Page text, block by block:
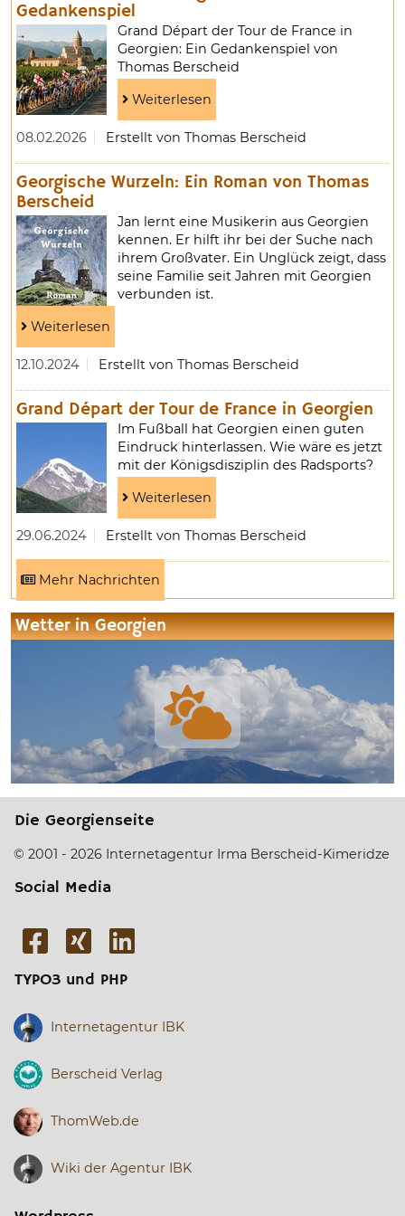
Gedankenspiel
Grand Départ der Tour de France in
Georgien: Ein Gedankenspiel von
Thomas Berscheid
Weiterlesen
08.02.2026 Erstellt von Thomas Berscheid
Georgische Wurzeln: Ein Roman von Thomas
Berscheid
Jan lernt eine Musikerin aus Georgien
kennen. Er hilft ihr bei der Suche nach
ihrem Großvater. Ein Unglück zeigt, dass
seine Familie seit Jahren mit Georgien
verbunden ist.
Weiterlesen
12.10.2024 Erstellt von Thomas Berscheid
Grand Départ der Tour de France in Georgien
Im Fußball hat Georgien einen guten
Eindruck hinterlassen. Wie wäre es jetzt
mit der Königsdisziplin des Radsports?
Weiterlesen
29.06.2024 Erstellt von Thomas Berscheid
Mehr Nachrichten
Wetter in Georgien
Die Georgienseite
© 2001 - 2026 Internetagentur Irma Berscheid-Kimeridze
Social Media
TYPO3 und PHP
Internetagentur IBK
Berscheid Verlag
ThomWeb.de
Wiki der Agentur IBK